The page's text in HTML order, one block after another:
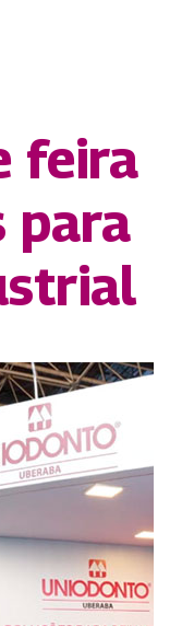
feira
para